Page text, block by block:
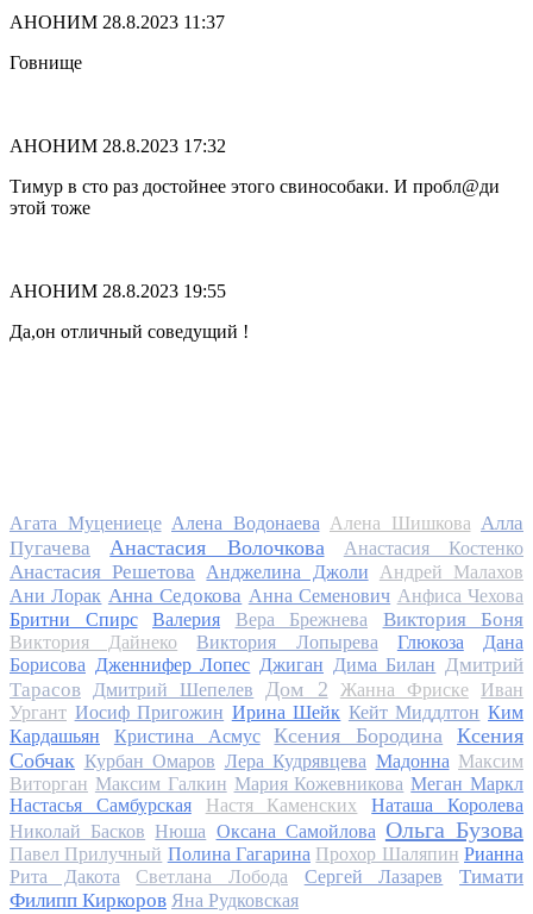
АНОНИМ 28.8.2023 11:37
Говнище
АНОНИМ 28.8.2023 17:32
Тимур в сто раз достойнее этого свинособаки. И пробл@ди
этой тоже
АНОНИМ 28.8.2023 19:55
Да,он отличный соведущий !
Агата Муцениеце Алена Водонаева Алена Шишкова Алла
Пугачева
Анастасия Волочкова Анастасия Костенко
Анастасия Решетова Анджелина Джоли
Андрей Малахов
Ани Лорак Анна Седокова Анна Семенович Анфиса Чехова
Бритни Спирс
Валерия Вера Брежнева Виктория Боня
Виктория Дайнеко Виктория Лопырева Глюкоза
Дана
Борисова Дженнифер Лопес Джиган Дима Билан Дмитрий
Тарасов
Дмитрий Шепелев Дом 2 Жанна Фриске
Иван
Ургант Иосиф Пригожин Ирина Шейк Кейт Миддлтон Ким
Кардашьян
Кристина Асмус Ксения Бородина
Ксения
Собчак Курбан Омаров Лера Кудрявцева Мадонна Максим
Виторган Максим Галкин Мария Кожевникова Меган Маркл
Настасья Самбурская
Настя Каменских
Наташа Королева
Николай Басков Нюша Оксана Самойлова Ольга Бузова
Павел Прилучный Полина Гагарина Прохор Шаляпин Рианна
Рита Дакота
Светлана Лобода Сергей Лазарев
Тимати
Филипп Киркоров Яна Рудковская